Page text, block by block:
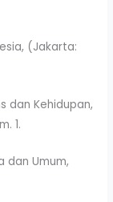
(Jakarta:
dan Kehidupan,
1.
dan Umum,